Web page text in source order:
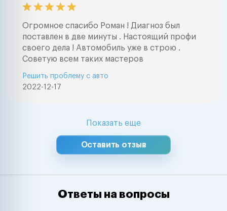
Огромное спасибо Роман ! Диагноз был
поставлен в две минуты . Настоящий профи
своего дела ! Автомобиль уже в строю .
Советую всем таких мастеров
2022-12-17
Решить проблему с авто
Показать еще
Оставить отзыв
Ответы на вопросы